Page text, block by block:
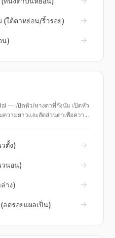
(ใต้ตาหย่อน/ริ้วรอย) →
น) →
— เปิดหัว/หางตาที่กังนัม เปิดหัว
ความยาวและสัดส่วนตาเพื่อความ
ตั้ง) →
วนอน) →
าง) →
ลดรอยแผลเป็น) →